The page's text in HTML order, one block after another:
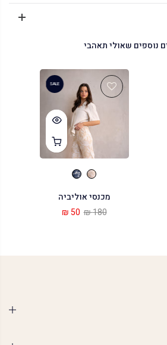
נוספים שאולי תאהבי
SALE
מכנסי אוליביה
180 ₪
50 ₪